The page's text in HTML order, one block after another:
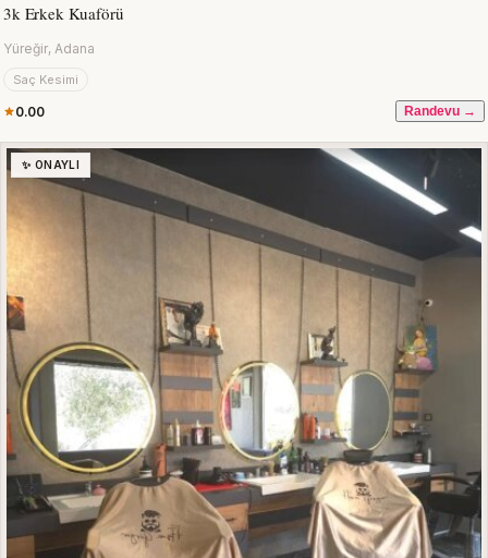
3k Erkek Kuaförü
Yüreğir, Adana
Saç Kesimi
0.00 Randevu →
✨ ONAYLI